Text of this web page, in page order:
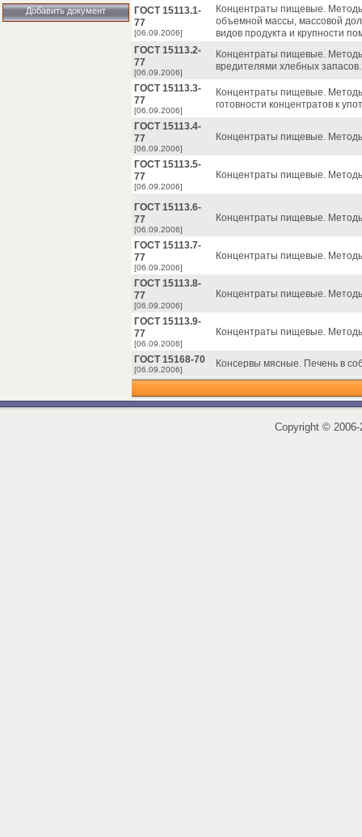
Добавить документ
ГОСТ 15113.1-
77
[06.09.2006]
Концентраты пищевые.
объемной массы, массовой
видов продукта и крупности
ГОСТ 15113.2-
77
[06.09.2006]
Концентраты пищевые.
вредителями хлебных запасов.
ГОСТ 15113.3-
77
[06.09.2006]
Концентраты пищевые.
готовности концентратов к
ГОСТ 15113.4-
77
[06.09.2006]
Концентраты пищевые.
ГОСТ 15113.5-
77
[06.09.2006]
Концентраты пищевые.
ГОСТ 15113.6-
77
[06.09.2006]
Концентраты пищевые.
ГОСТ 15113.7-
77
[06.09.2006]
Концентраты пищевые.
ГОСТ 15113.8-
77
[06.09.2006]
Концентраты пищевые.
ГОСТ 15113.9-
77
[06.09.2006]
Концентраты пищевые.
ГОСТ 15168-70
[06.09.2006]
Консервы мясные. Печень в
Copyright ©